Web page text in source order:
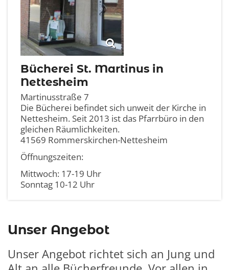
Bücherei St. Martinus in
Nettesheim
Martinusstraße 7
Die Bücherei befindet sich unweit der Kirche in
Nettesheim. Seit 2013 ist das Pfarrbüro in den
gleichen Räumlichkeiten.
41569 Rommerskirchen-Nettesheim
Öffnungszeiten:
Mittwoch: 17-19 Uhr
Sonntag 10-12 Uhr
Unser Angebot
Unser Angebot richtet sich an Jung und